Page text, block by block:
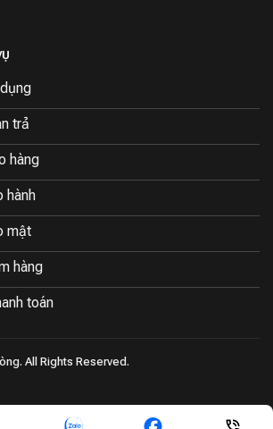
378 - 380 Phan Đăng Lưu - Kiến An - HP
Tray - Ngô Quyền - Hải Phòng
Vương - Quán Toan - Hồng Bàng - HP
trả
hàng
hành
mật
hàng
toán
All Rights Reserved.